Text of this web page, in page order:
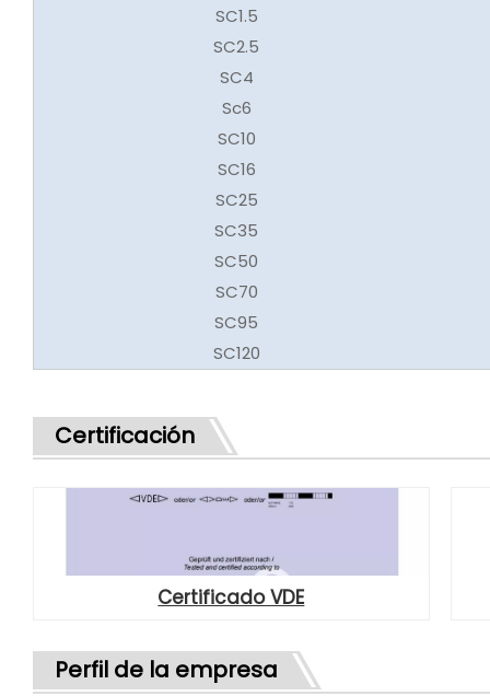
SC1.5
SC2.5
SC4
Sc6
SC10
SC16
SC25
SC35
SC50
SC70
SC95
SC120
Certificación
Certificado VDE
Perfil de la empresa